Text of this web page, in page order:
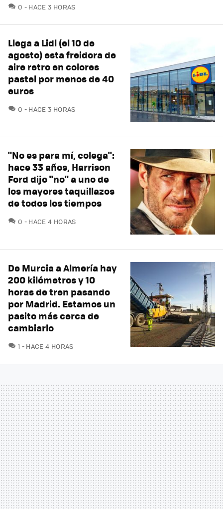
0 COMENTARIOS
HACE 3 HORAS
Llega a Lidl (el 10 de
agosto) esta freidora de
aire retro en colores
pastel por menos de 40
euros
0 COMENTARIOS
HACE 3 HORAS
"No es para mí, colega":
hace 33 años, Harrison
Ford dijo "no" a uno de
los mayores taquillazos
de todos los tiempos
0 COMENTARIOS
HACE 4 HORAS
De Murcia a Almería hay
200 kilómetros y 10
horas de tren pasando
por Madrid. Estamos un
pasito más cerca de
cambiarlo
1 COMENTARIOS
HACE 4 HORAS